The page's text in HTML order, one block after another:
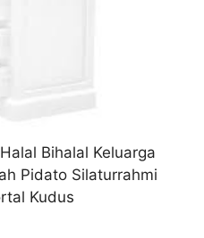
Bihalal Keluarga
Pidato Silaturrahmi
Kudus